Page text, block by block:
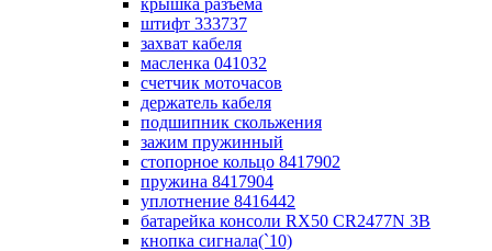
крышка разъема
штифт 333737
захват кабеля
масленка 041032
счетчик моточасов
держатель кабеля
подшипник скольжения
зажим пружинный
стопорное кольцо 8417902
пружина 8417904
уплотнение 8416442
батарейка консоли RX50 CR2477N 3B
кнопка сигнала(`10)